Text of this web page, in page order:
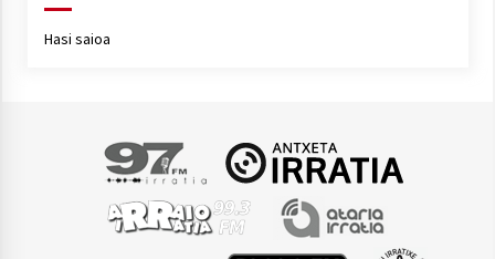
Hasi saioa